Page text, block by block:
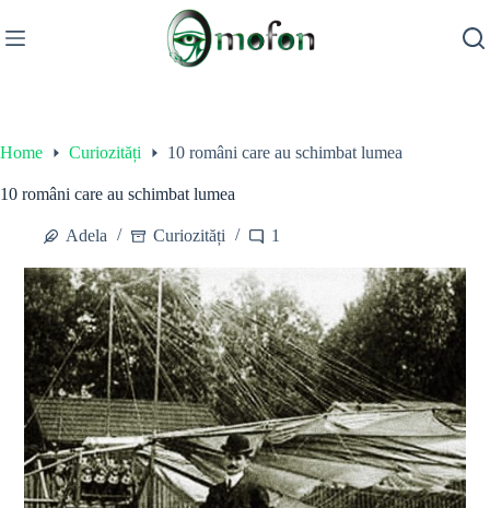
to
content
Home Curiozități 10 români care au schimbat lumea
10 români care au schimbat lumea
Adela Curiozități 1